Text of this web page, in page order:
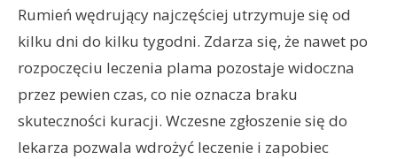
Rumień wędrujący najczęściej utrzymuje się od
kilku dni do kilku tygodni. Zdarza się, że nawet po
rozpoczęciu leczenia plama pozostaje widoczna
przez pewien czas, co nie oznacza braku
skuteczności kuracji. Wczesne zgłoszenie się do
lekarza pozwala wdrożyć leczenie i zapobiec